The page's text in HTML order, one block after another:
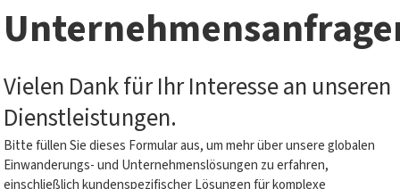
Vielen Dank für Ihr Interesse an unseren
Dienstleistungen.
Bitte füllen Sie dieses Formular aus, um mehr über unsere globalen
Einwanderungs- und Unternehmenslösungen zu erfahren,
einschließlich kundenspezifischer Lösungen für komplexe